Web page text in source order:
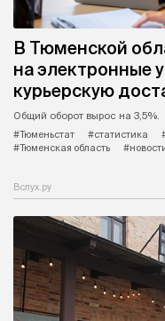
В Тюменской
на электронные
курьерскую
Общий оборот вырос на 3,5%.
#Тюменьстат
#статистика
#Тюменская область
Вслух.ру